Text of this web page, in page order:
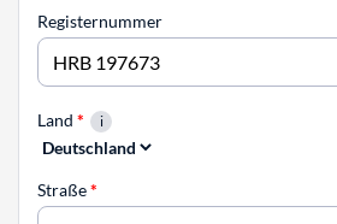
Registernummer
Land *
Straße*